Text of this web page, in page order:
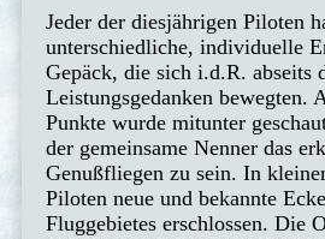
Jeder der diesjährigen Piloten
unterschiedliche, individuelle
Gepäck, die sich i.d.R. abseits
Leistungsgedanken bewegten.
Punkte wurde mitunter
der gemeinsame Nenner das
Genußfliegen zu sein. In
Piloten neue und bekannte
Fluggebietes erschlossen. Die